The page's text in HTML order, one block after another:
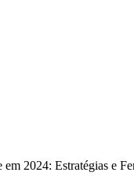
2024: Estratégias e